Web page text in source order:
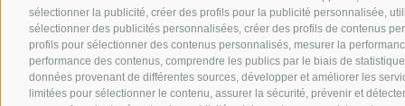
sélectionner la publicité, créer des profils pour la publicité personnalisée,
sélectionner des publicités personnalisées, créer des profils de contenus
profils pour sélectionner des contenus personnalisés, mesurer la
performance des contenus, comprendre les publics par le biais de
données provenant de différentes sources, développer et améliorer les
limitées pour sélectionner le contenu, assurer la sécurité, prévenir et